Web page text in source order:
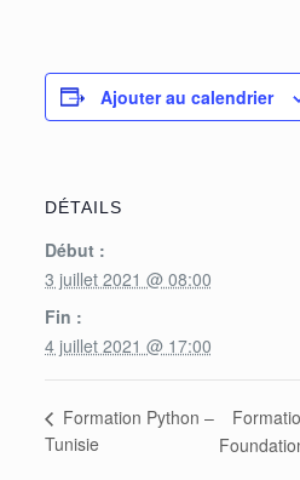
Ajouter au calendrier
DÉTAILS
Début :
3 juillet 2021 @ 08:00
Fin :
4 juillet 2021 @ 17:00
Formation Python –
Tunisie